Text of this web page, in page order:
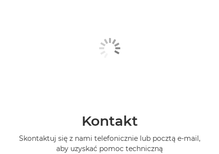
Kontakt
Skontaktuj się z nami telefonicznie lub pocztą e-mail,
aby uzyskać pomoc techniczną